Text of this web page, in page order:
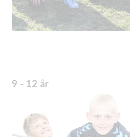
9 - 12 år